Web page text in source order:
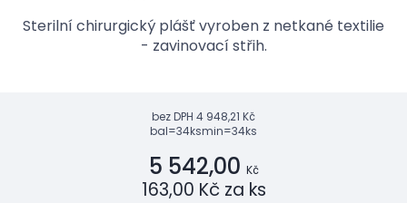
Sterilní chirurgický plášť vyroben z netkané textilie
- zavinovací střih.
bez DPH 4 948,21 Kč
bal=34ksmin=34ks
5 542,00 Kč
163,00 Kč za ks